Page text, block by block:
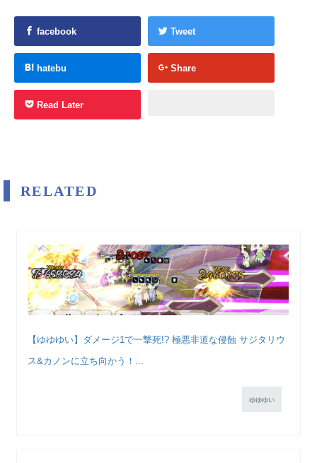
facebook Tweet
hatebu Share
Read Later
RELATED
【ゆゆゆい】ダメージ1で一撃死!? 極悪非道な侵蝕 サジタリウ
ス&カノンに立ち向かう！...
ゆゆゆい